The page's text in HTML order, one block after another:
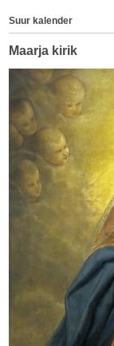
Suur kalender
Maarja kirik